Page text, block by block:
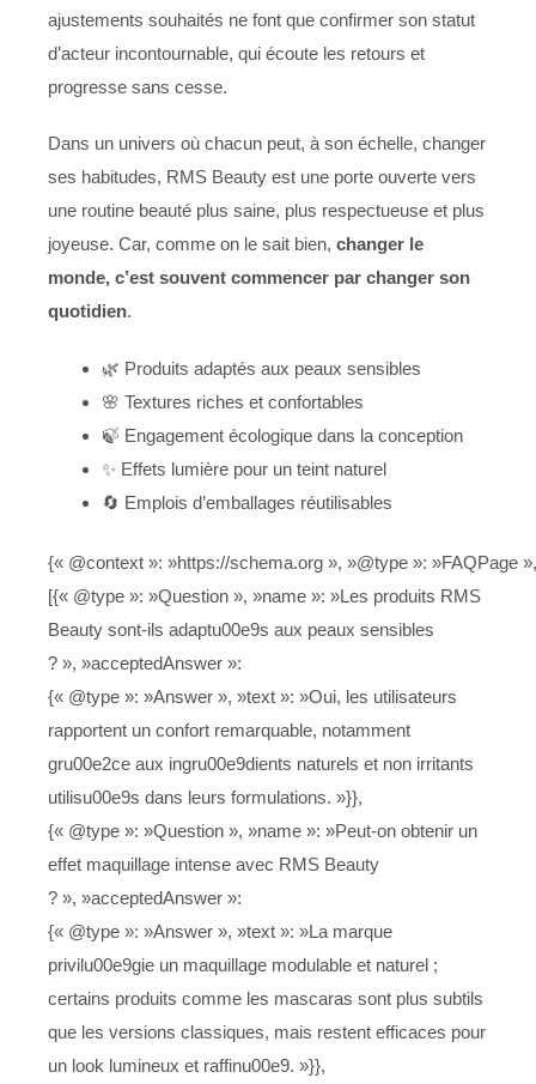
ajustements souhaités ne font que confirmer son statut
d’acteur incontournable, qui écoute les retours et
progresse sans cesse.
Dans un univers où chacun peut, à son échelle, changer
ses habitudes, RMS Beauty est une porte ouverte vers
une routine beauté plus saine, plus respectueuse et plus
joyeuse. Car, comme on le sait bien, changer le
monde, c’est souvent commencer par changer son
quotidien.
🌿 Produits adaptés aux peaux sensibles
🌸 Textures riches et confortables
🍃 Engagement écologique dans la conception
✨ Effets lumière pour un teint naturel
🔄 Emplois d’emballages réutilisables
{« @context »: »https://schema.org », »@type »: »FAQPage
[{« @type »: »Question », »name »: »Les produits RMS
Beauty sont-ils adaptu00e9s aux peaux sensibles
? », »acceptedAnswer »:
{« @type »: »Answer », »text »: »Oui, les utilisateurs
rapportent un confort remarquable, notamment
gru00e2ce aux ingru00e9dients naturels et non irritants
utilisu00e9s dans leurs formulations. »}},
{« @type »: »Question », »name »: »Peut-on obtenir un
effet maquillage intense avec RMS Beauty
? », »acceptedAnswer »:
{« @type »: »Answer », »text »: »La marque
privilu00e9gie un maquillage modulable et naturel ;
certains produits comme les mascaras sont plus subtils
que les versions classiques, mais restent efficaces pour
un look lumineux et raffinu00e9. »}},